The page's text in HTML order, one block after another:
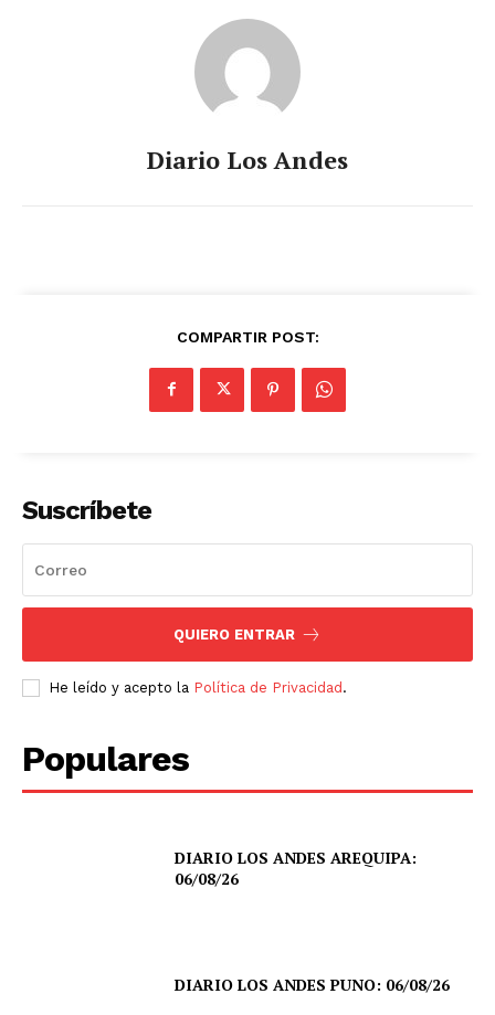
Diario Los Andes
COMPARTIR POST:
Suscríbete
QUIERO ENTRAR
He leído y acepto la Política de Privacidad.
Populares
DIARIO LOS ANDES AREQUIPA:
06/08/26
DIARIO LOS ANDES PUNO: 06/08/26